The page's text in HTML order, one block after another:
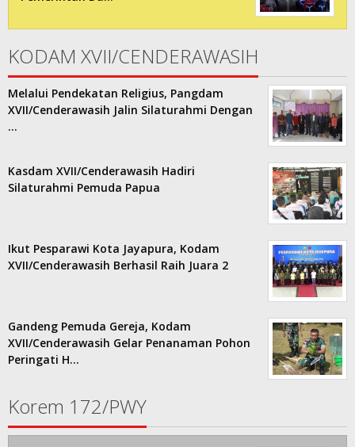
KODAM XVII/CENDERAWASIH
Melalui Pendekatan Religius, Pangdam
XVII/Cenderawasih Jalin Silaturahmi Dengan
…
Kasdam XVII/Cenderawasih Hadiri
Silaturahmi Pemuda Papua
Ikut Pesparawi Kota Jayapura, Kodam
XVII/Cenderawasih Berhasil Raih Juara 2
Gandeng Pemuda Gereja, Kodam
XVII/Cenderawasih Gelar Penanaman Pohon
Peringati H…
Korem 172/PWY